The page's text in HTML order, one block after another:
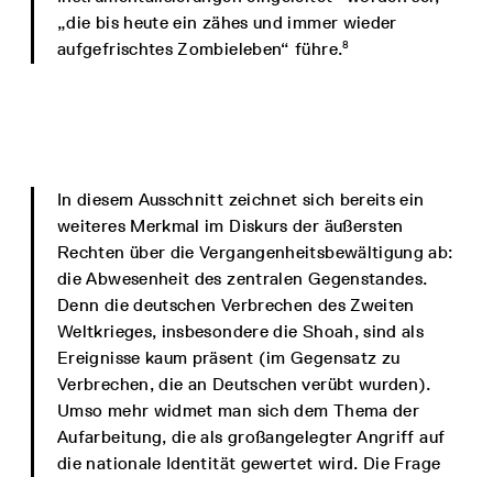
„die bis heute ein zähes und immer wieder
aufgefrischtes Zombieleben“ führe.8
In diesem Ausschnitt zeichnet sich bereits ein
weiteres Merkmal im Diskurs der äußersten
Rechten über die Vergangenheitsbewältigung ab:
die Abwesenheit des zentralen Gegenstandes.
Denn die deutschen Verbrechen des Zweiten
Weltkrieges, insbesondere die Shoah, sind als
Ereignisse kaum präsent (im Gegensatz zu
Verbrechen, die an Deutschen verübt wurden).
Umso mehr widmet man sich dem Thema der
Aufarbeitung, die als großangelegter Angriff auf
die nationale Identität gewertet wird. Die Frage